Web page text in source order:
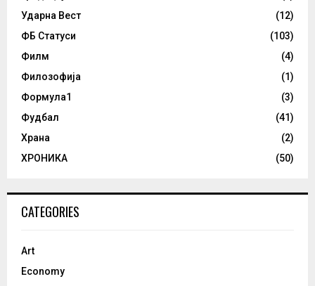
Ударна Вест
(12)
ФБ Статуси
(103)
Филм
(4)
Филозофија
(1)
Формула1
(3)
Фудбал
(41)
Храна
(2)
ХРОНИКА
(50)
CATEGORIES
Art
Economy